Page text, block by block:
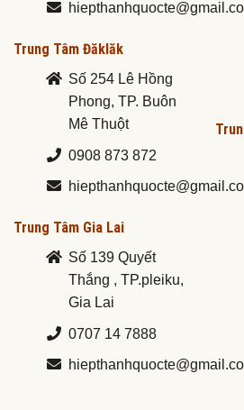
Trung Tâm Đăklăk
Số 254 Lê Hồng
Phong, TP. Buôn
Mê Thuột
0908 873 872
Trung Tâm Gia Lai
Số 139 Quyết
Thắng , TP.pleiku,
Gia Lai
0707 14 7888